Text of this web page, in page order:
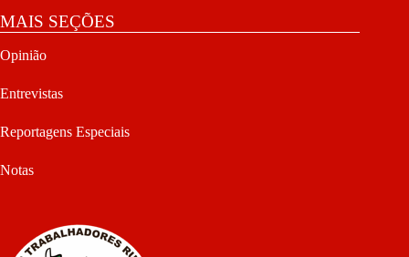
MAIS SEÇÕES
Opinião
Entrevistas
Reportagens Especiais
Notas